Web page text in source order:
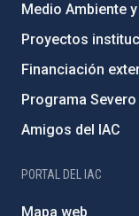
Medio Ambiente
Proyectos
Financiación
Programa Severo
Amigos del IAC
PORTAL DEL IAC
Mapa web